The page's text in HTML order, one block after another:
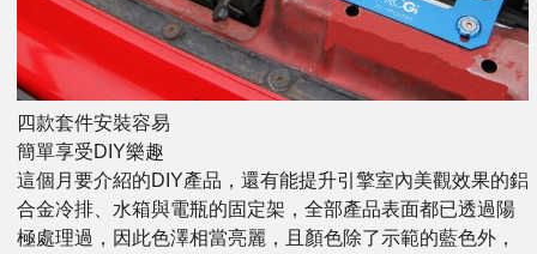
四款套件安裝容易
簡單享受DIY樂趣
這個月要介紹的DIY產品，還有能提升引擎室內美觀效果的鋁
合金冷排、水箱與電瓶的固定架，全部產品表面都已透過陽
極處理過，因此色澤相當亮麗，且顏色除了示範的藍色外，